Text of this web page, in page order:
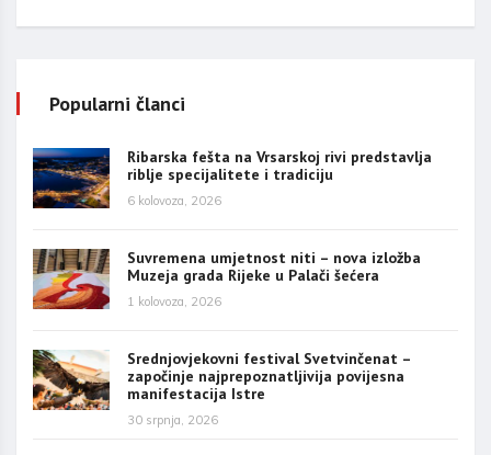
Popularni članci
Ribarska fešta na Vrsarskoj rivi predstavlja
riblje specijalitete i tradiciju
6 kolovoza, 2026
Suvremena umjetnost niti – nova izložba
Muzeja grada Rijeke u Palači šećera
1 kolovoza, 2026
Srednjovjekovni festival Svetvinčenat –
započinje najprepoznatljivija povijesna
manifestacija Istre
30 srpnja, 2026